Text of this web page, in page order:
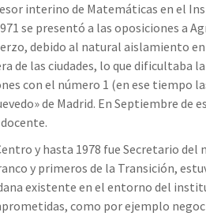
interino de Matemáticas en el
se presentó a las oposiciones a
debido al natural aislamiento
de las ciudades, lo que dificultaba
con el número 1 (en ese tiempo
de Madrid. En Septiembre de
y hasta 1978 fue Secretario del
y primeros de la Transición,
existente en el entorno del
como por ejemplo